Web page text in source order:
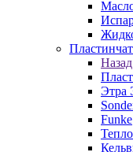
Назад
Этра
Funke